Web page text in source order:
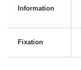
Information
Fixation